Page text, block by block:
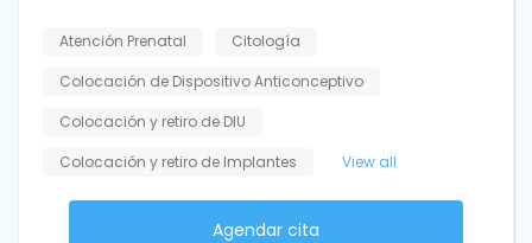
Atención Prenatal
Citología
Colocación de Dispositivo Anticonceptivo
Colocación y retiro de DIU
Colocación y retiro de Implantes
View all
Agendar cita